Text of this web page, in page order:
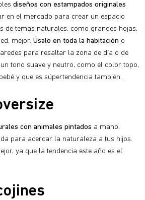
diseños con estampados originales
en el mercado para crear un espacio
de temas naturales, como grandes hojas,
mejor. Úsalo en toda la habitación o
para resaltar la zona de día o de
tono suave y neutro, como el color topo,
y que es súpertendencia también.
con animales pintados a mano,
para acercar la naturaleza a tus hijos.
ya que la tendencia este año es el